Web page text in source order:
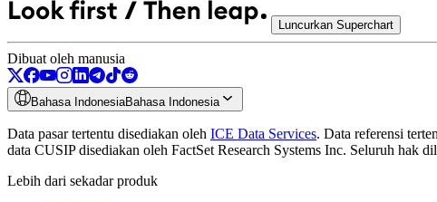
Luncurkan Superchart
Dibuat oleh manusia
Bahasa IndonesiaBahasa Indonesia
Data pasar tertentu disediakan oleh ICE Data Services. Data referensi
data CUSIP disediakan oleh FactSet Research Systems Inc. Seluruh hak
Lebih dari sekadar produk